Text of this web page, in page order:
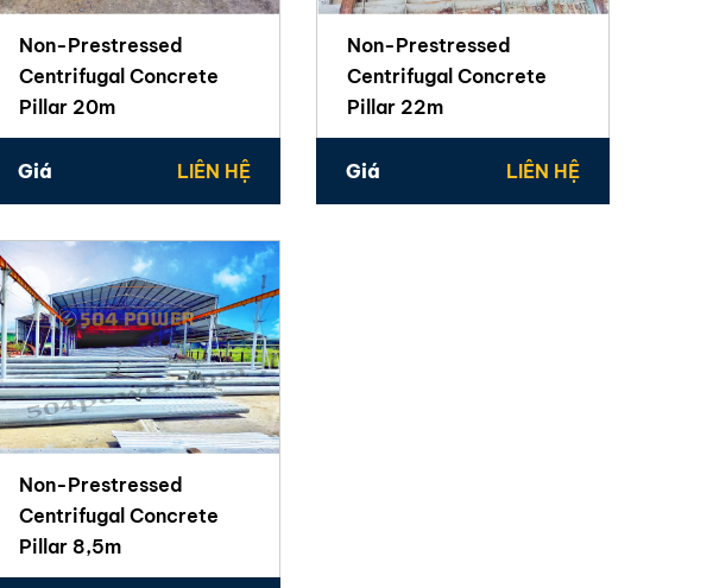
Non-Prestressed
Centrifugal Concrete
Pillar 20m
Giá LIÊN HỆ
Non-Prestressed
Centrifugal Concrete
Pillar 22m
Giá LIÊN HỆ
Non-Prestressed
Centrifugal Concrete
Pillar 8,5m